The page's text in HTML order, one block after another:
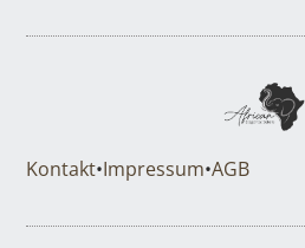
Kontakt•Impressum•AGB